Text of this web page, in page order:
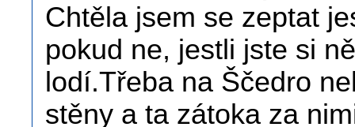
Chtěla jsem se zeptat
pokud ne, jestli jste si
lodí.Třeba na Ščedro
stěny a ta zátoka za